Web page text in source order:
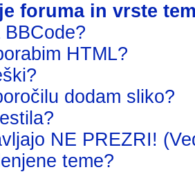
foruma in vrste
HTML?
dodam sliko?
NE PREZRI!
teme?